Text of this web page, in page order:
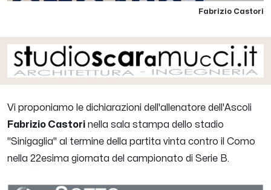
Fabrizio Castori
Vi proponiamo le dichiarazioni dell'allenatore dell'Ascoli
Fabrizio Castori nella sala stampa dello stadio
"Sinigaglia" al termine della partita vinta contro il Como
nella 22esima giornata del campionato di Serie B.